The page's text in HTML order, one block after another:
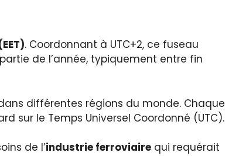
. Coordonnant à UTC+2, ce fuseau
de l’année, typiquement entre fin
différentes régions du monde. Chaque
sur le Temps Universel Coordonné (UTC).
de l’industrie ferroviaire qui requérait